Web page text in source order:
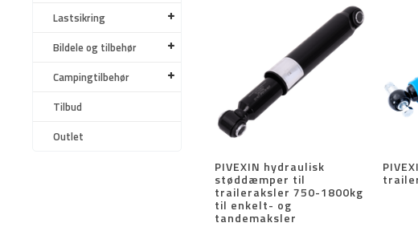
Lastsikring
Bildele og tilbehør
Campingtilbehør
Tilbud
Outlet
PIVEXIN hydraulisk
støddæmper til
traileraksler 750-1800kg
til enkelt- og
tandemaksler